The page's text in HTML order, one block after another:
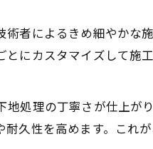
者によるきめ細やかな
にカスタマイズして施
処理の丁寧さが仕上が
久性を高めます。これ